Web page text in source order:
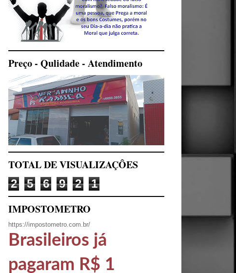
Preço - Qulidade - Atendimento
TOTAL DE VISUALIZAÇÔES
2 5 6 9 2 1
IMPOSTOMETRO
https://impostometro.com.br/
Brasileiros já
pagaram R$ 1